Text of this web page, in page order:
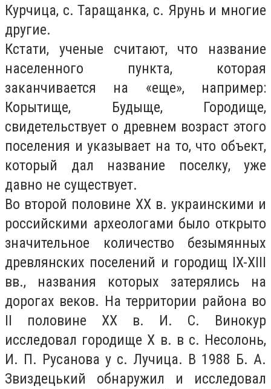
Курчица, с. Таращанка, с. Ярунь и многие
другие.
Кстати, ученые считают, что название
населенного пункта, которая
заканчивается на «еще», например:
Корытище, Будыще, Городище,
свидетельствует о древнем возраст этого
поселения и указывает на то, что объект,
который дал название поселку, уже
давно не существует.
Во второй половине ХХ в. украинскими и
российскими археологами было открыто
значительное количество безымянных
древлянских поселений и городищ IX-XIII
вв., названия которых затерялись на
дорогах веков. На территории района во
II половине ХХ в. И. С. Винокур
исследовал городище Х в. в с. Несолонь,
И. П. Русанова у с. Лучица. В 1988 Б. А.
Звиздецький обнаружил и исследовал